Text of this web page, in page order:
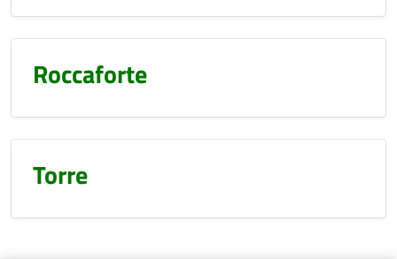
Roccaforte
Torre